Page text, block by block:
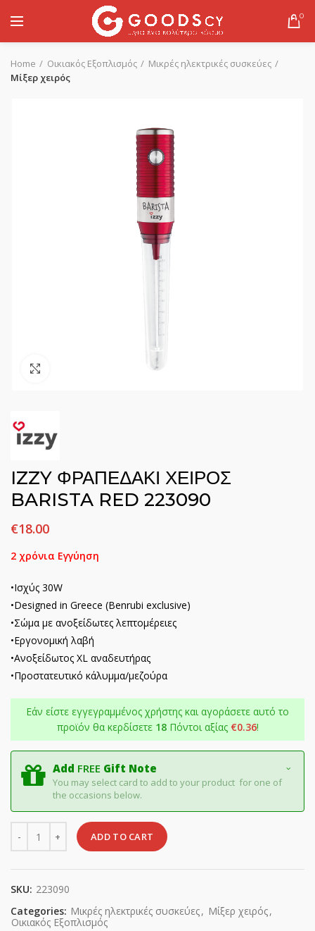
0
Home Οικιακός Εξοπλισμός
Μικρές ηλεκτρικές συσκεύες
Μίξερ χειρός
IZZY ΦΡΑΠΕΔΑΚΙ ΧΕΙΡΟΣ
BARISTA RED 223090
€18.00
2 χρόνια Εγγύηση
•Ισχύς 30W
•Designed in Greece (Benrubi exclusive)
•Σώμα με ανοξείδωτες λεπτομέρειες
•Εργονομική λαβή
•Ανοξείδωτος XL αναδευτήρας
•Προστατευτικό κάλυμμα/μεζούρα
Εάν είστε εγγεγραμμένος χρήστης και αγοράσετε αυτό το
προϊόν θα κερδίσετε 18Πόντοι αξίας €0.36!
Add FREE Gift Note
You may select card to add to your product for one of
the occasions below.
ADD TO CART
SKU: 223090
Categories: Μικρές ηλεκτρικές συσκεύες, Μίξερ χειρός,
Οικιακός Εξοπλισμός